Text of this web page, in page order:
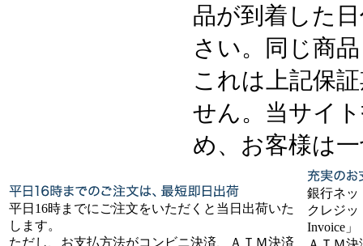
品が到着した
さい。同じ商
これは上記保
せん。当サイ
め、お客様は
平日16時までにご注文をいただくと当日出荷いた
します。
ただし、お支払方法がコンビニ決済、ＡＴＭ決済
銀行ネッ
クレジッ
Invoice」